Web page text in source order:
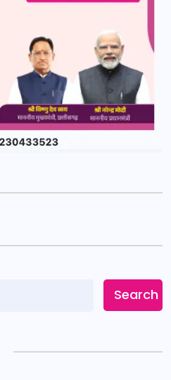
Search